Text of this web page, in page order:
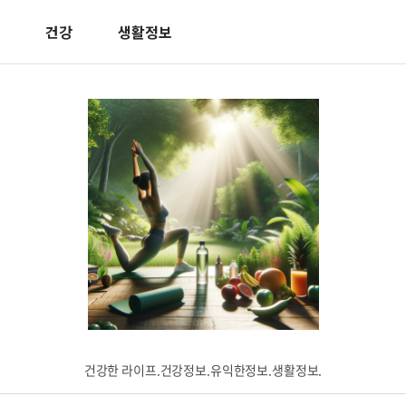
건강 생활정보
건강한 라이프.건강정보.유익한정보.생활정보.